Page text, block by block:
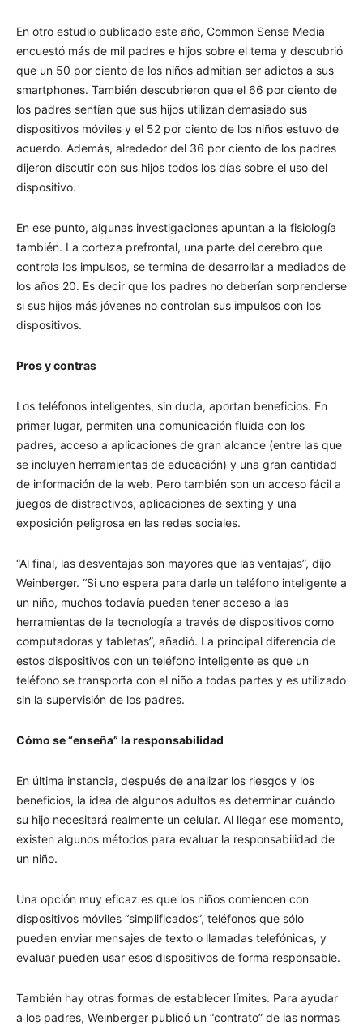
En otro estudio publicado este año, Common Sense Media
encuestó más de mil padres e hijos sobre el tema y descubrió
que un 50 por ciento de los niños admitían ser adictos a sus
smartphones. También descubrieron que el 66 por ciento de
los padres sentían que sus hijos utilizan demasiado sus
dispositivos móviles y el 52 por ciento de los niños estuvo de
acuerdo. Además, alrededor del 36 por ciento de los padres
dijeron discutir con sus hijos todos los días sobre el uso del
dispositivo.
En ese punto, algunas investigaciones apuntan a la fisiología
también. La corteza prefrontal, una parte del cerebro que
controla los impulsos, se termina de desarrollar a mediados de
los años 20. Es decir que los padres no deberían sorprenderse
si sus hijos más jóvenes no controlan sus impulsos con los
dispositivos.
Pros y contras
Los teléfonos inteligentes, sin duda, aportan beneficios. En
primer lugar, permiten una comunicación fluida con los
padres, acceso a aplicaciones de gran alcance (entre las que
se incluyen herramientas de educación) y una gran cantidad
de información de la web. Pero también son un acceso fácil a
juegos de distractivos, aplicaciones de sexting y una
exposición peligrosa en las redes sociales.
“Al final, las desventajas son mayores que las ventajas”, dijo
Weinberger. “Si uno espera para darle un teléfono inteligente a
un niño, muchos todavía pueden tener acceso a las
herramientas de la tecnología a través de dispositivos como
computadoras y tabletas”, añadió. La principal diferencia de
estos dispositivos con un teléfono inteligente es que un
teléfono se transporta con el niño a todas partes y es utilizado
sin la supervisión de los padres.
Cómo se “enseña” la responsabilidad
En última instancia, después de analizar los riesgos y los
beneficios, la idea de algunos adultos es determinar cuándo
su hijo necesitará realmente un celular. Al llegar ese momento,
existen algunos métodos para evaluar la responsabilidad de
un niño.
Una opción muy eficaz es que los niños comiencen con
dispositivos móviles “simplificados”, teléfonos que sólo
pueden enviar mensajes de texto o llamadas telefónicas, y
evaluar pueden usar esos dispositivos de forma responsable.
También hay otras formas de establecer límites. Para ayudar
a los padres, Weinberger publicó un “contrato” de las normas